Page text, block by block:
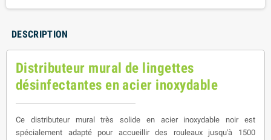
DESCRIPTION
Distributeur mural de lingettes
désinfectantes en acier inoxydable
Ce distributeur mural très solide en acier inoxydable noir est
spécialement adapté pour accueillir des rouleaux jusqu'à 1500